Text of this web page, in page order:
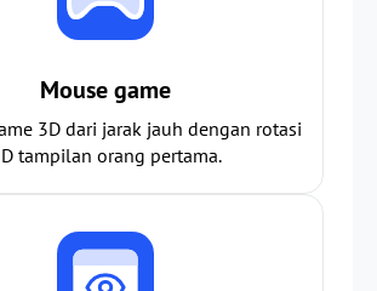
Mouse game
3D dari jarak jauh dengan rotasi
tampilan orang pertama.